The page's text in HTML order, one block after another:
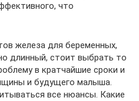
что
железа для беременных,
длинный, стоит выбрать то
в кратчайшие сроки и
и будущего малыша.
все нюансы. Какие